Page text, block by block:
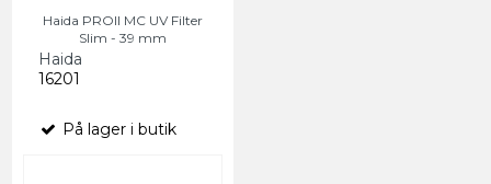
Haida PROII MC UV Filter
Slim - 39 mm
Haida
16201
På lager i butik